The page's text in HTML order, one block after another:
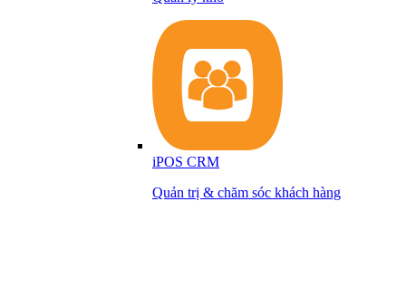
iPOS CRM
Quản trị & chăm sóc khách hàng